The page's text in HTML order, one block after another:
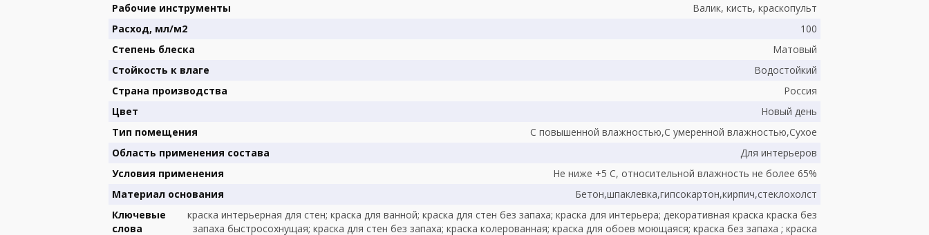
Рабочие инструменты
Валик, кисть, краскопульт
Расход, мл/м2
100
Степень блеска
Матовый
Стойкость к влаге
Водостойкий
Страна производства
Россия
Цвет
Новый день
Тип помещения
С повышенной влажностью,С умеренной влажностью,Сухое
Область применения состава
Для интерьеров
Условия применения
Не ниже +5 С, относительной влажность не более 65%
Материал основания
Бетон,шпаклевка,гипсокартон,кирпич,стеклохолст
Ключевые
слова
краска интерьерная для стен; краска для ванной; краска для стен без запаха; краска для интерьера; декоративная краска краска без
запаха быстросохнущая; краска для стен без запаха; краска колерованная; краска для обоев моющаяся; краска без запаха ; краска